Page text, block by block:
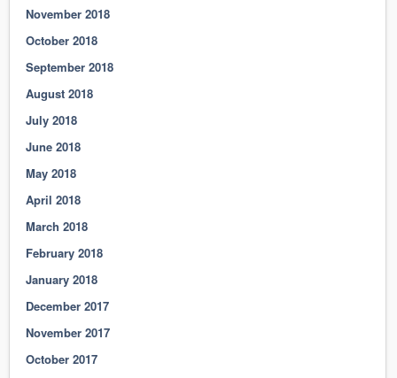
November 2018
October 2018
September 2018
August 2018
July 2018
June 2018
May 2018
April 2018
March 2018
February 2018
January 2018
December 2017
November 2017
October 2017